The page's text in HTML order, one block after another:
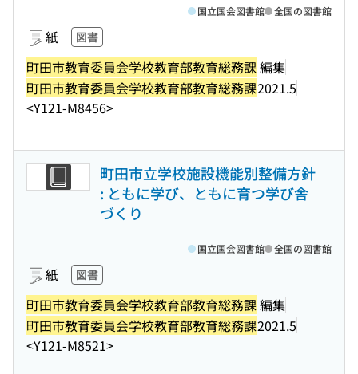
紙 図書
町田市教育委員会学校教育部教育総務課編集
町田市教育委員会学校教育部教育総務課2021.5
<Y121-M8456>
国立国会図書館 全国の図書館
町田市立学校施設機能別整備方針
: ともに学び、ともに育つ学び舎
づくり
紙 図書
町田市教育委員会学校教育部教育総務課編集
町田市教育委員会学校教育部教育総務課2021.5
<Y121-M8521>
国立国会図書館 全国の図書館